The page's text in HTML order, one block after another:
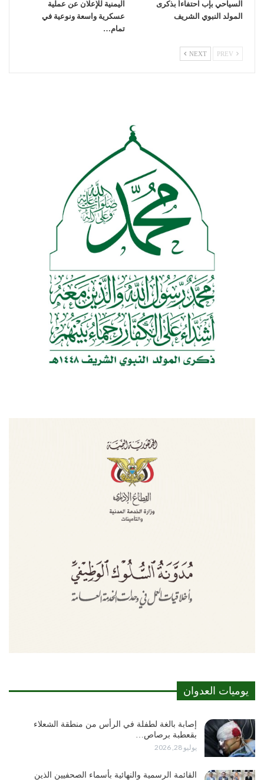
السياحي بإب احتفاءاً بذكرى
المولد النبوي الشريف
اليمنية للإعلان عن عملية
عسكرية واسعة ونوعية في
تمام…
NEXT
يوميات العدوان
إصابة بالغة لطفلة في الرأس من منطقة الشعلاء
بقعطبة برصاص…
يوليو 28, 2026
القائمة الرسمية والنهائية بأسماء الصحفيين الذين